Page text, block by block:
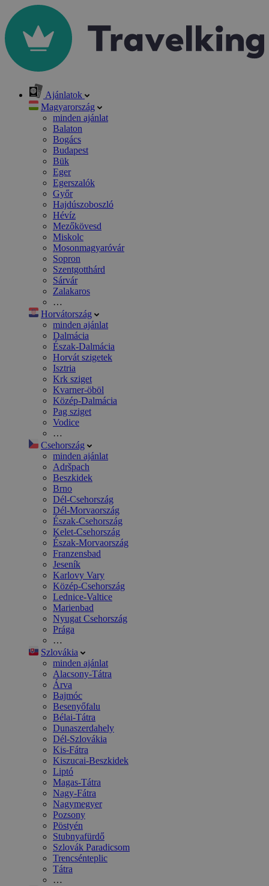
Ajánlatok
Magyarország
minden ajánlat
Balaton
Bogács
Budapest
Bük
Eger
Egerszalók
Győr
Hajdúszoboszló
Hévíz
Mezőkövesd
Miskolc
Mosonmagyaróvár
Sopron
Szentgotthárd
Sárvár
Zalakaros
…
Horvátország
minden ajánlat
Dalmácia
Észak-Dalmácia
Horvát szigetek
Isztria
Krk sziget
Kvarner-öböl
Közép-Dalmácia
Pag sziget
Vodice
…
Csehország
minden ajánlat
Adršpach
Beszkidek
Brno
Dél-Csehország
Dél-Morvaország
Észak-Csehország
Kelet-Csehország
Észak-Morvaország
Franzensbad
Jeseník
Karlovy Vary
Közép-Csehország
Lednice-Valtice
Marienbad
Nyugat Csehország
Prága
…
Szlovákia
minden ajánlat
Alacsony-Tátra
Árva
Bajmóc
Besenyőfalu
Bélai-Tátra
Dunaszerdahely
Dél-Szlovákia
Kis-Fátra
Kiszucai-Beszkidek
Liptó
Magas-Tátra
Nagy-Fátra
Nagymegyer
Pozsony
Pöstyén
Stubnyafürdő
Szlovák Paradicsom
Trencsénteplic
Tátra
…